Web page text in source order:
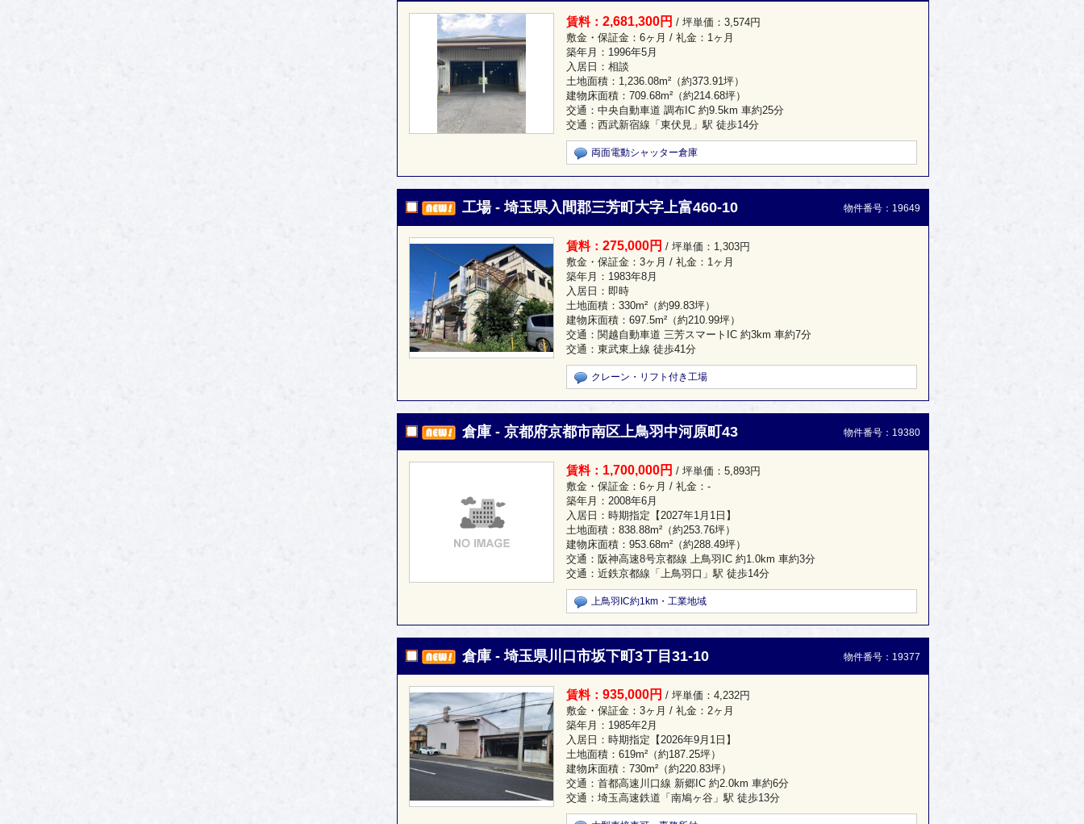
賃料： 2,681,300円 / 坪単価：3,574円
敷金・保証金：6ヶ月 / 礼金：1ヶ月
築年月：1996年5月
入居日：相談
土地面積： 1,236.08m² （約373.91坪）
建物床面積： 709.68m² （約214.68坪）
交通：中央自動車道 調布IC 約9.5km 車約25分
交通：西武新宿線「東伏見」駅 徒歩14分
両面電動シャッター倉庫
工場 - 埼玉県入間郡三芳町大字上富460-10 物件番号：19649
賃料： 275,000円 / 坪単価：1,303円
敷金・保証金：3ヶ月 / 礼金：1ヶ月
築年月：1983年8月
入居日：即時
土地面積： 330m² （約99.83坪）
建物床面積： 697.5m² （約210.99坪）
交通：関越自動車道 三芳スマートIC 約3km 車約7分
交通：東武東上線 徒歩41分
クレーン・リフト付き工場
倉庫 - 京都府京都市南区上鳥羽中河原町43 物件番号：19380
賃料： 1,700,000円 / 坪単価：5,893円
敷金・保証金：6ヶ月 / 礼金：-
築年月：2008年6月
入居日：時期指定【2027年1月1日】
土地面積： 838.88m² （約253.76坪）
建物床面積： 953.68m² （約288.49坪）
交通：阪神高速8号京都線 上鳥羽IC 約1.0km 車約3分
交通：近鉄京都線「上鳥羽口」駅 徒歩14分
上鳥羽IC約1km・工業地域
倉庫 - 埼玉県川口市坂下町3丁目31-10 物件番号：19377
賃料： 935,000円 / 坪単価：4,232円
敷金・保証金：3ヶ月 / 礼金：2ヶ月
築年月：1985年2月
入居日：時期指定【2026年9月1日】
土地面積： 619m² （約187.25坪）
建物床面積： 730m² （約220.83坪）
交通：首都高速川口線 新郷IC 約2.0km 車約6分
交通：埼玉高速鉄道「南鳩ヶ谷」駅 徒歩13分